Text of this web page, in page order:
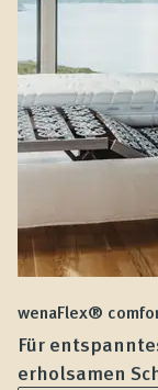
wenaFlex®
Für
erholsamen